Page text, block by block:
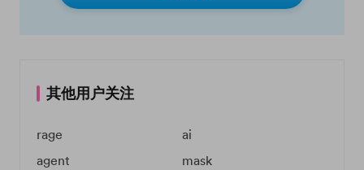
其他用户关注
rage
ai
agent
mask